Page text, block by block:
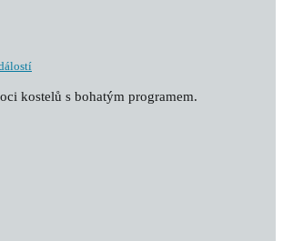
kostelů s bohatým programem.